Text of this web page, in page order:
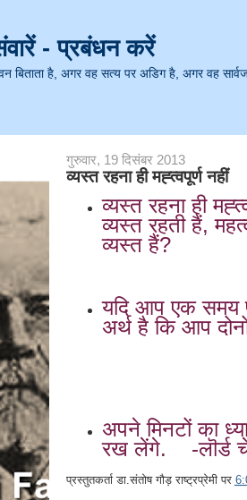
- प्रबंधन करें
बिताता है, अगर वह सत्य पर अडिग है, अगर वह
गुरुवार, 19 दिसंबर 2013
व्यस्त रहना ही मह्त्वपूर्ण नहीं
व्यस्त रहना ही
व्यस्त रहती हैं,
व्यस्त हैं? -
यदि आप एक समय
अर्थ है कि आप
अपने मिनटों का
रख लेंगे. -लॊर्ड
प्रस्तुतकर्ताडा.संतोष गौड़ राष्ट्रप्रेमी पर